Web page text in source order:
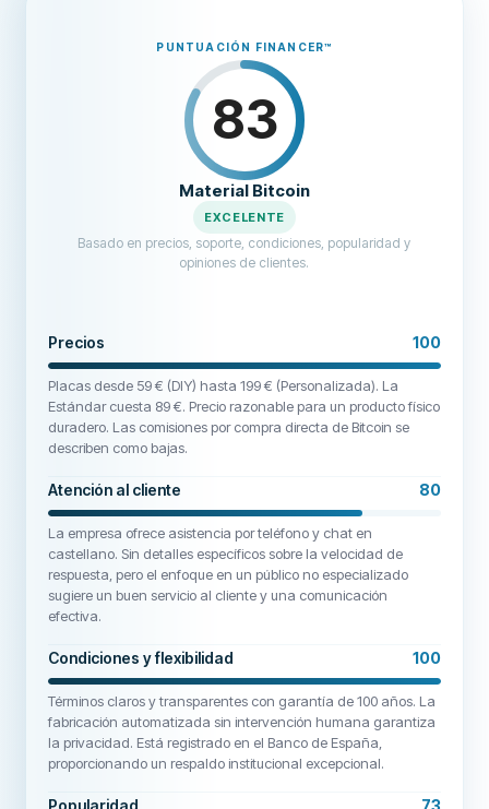
FUNDSRETRIEVER1 at GMAIL dot COM · Telegram: @FUNDSRETRIEVER
PUNTUACIÓN FINANCER™
83
Material Bitcoin
EXCELENTE
Basado en precios, soporte, condiciones, popularidad y
opiniones de clientes.
Precios 100
Placas desde 59 € (DIY) hasta 199 € (Personalizada). La
Estándar cuesta 89 €. Precio razonable para un producto físico
duradero. Las comisiones por compra directa de Bitcoin se
describen como bajas.
Atención al cliente 80
La empresa ofrece asistencia por teléfono y chat en
castellano. Sin detalles específicos sobre la velocidad de
respuesta, pero el enfoque en un público no especializado
sugiere un buen servicio al cliente y una comunicación
efectiva.
Condiciones y flexibilidad 100
Términos claros y transparentes con garantía de 100 años. La
fabricación automatizada sin intervención humana garantiza
la privacidad. Está registrado en el Banco de España,
proporcionando un respaldo institucional excepcional.
Popularidad 73